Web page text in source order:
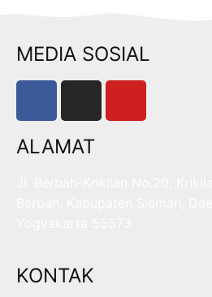
MEDIA SOSIAL
ALAMAT
KONTAK